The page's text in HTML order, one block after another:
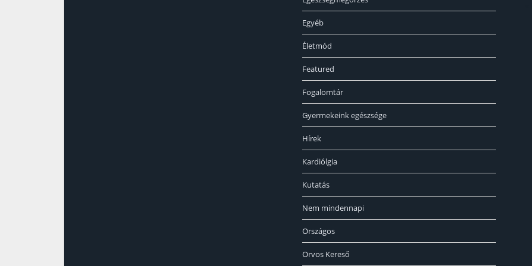
Egyéb
Életmód
Featured
Fogalomtár
Gyermekeink egészsége
Hírek
Kardiólgia
Kutatás
Nem mindennapi
Országos
Orvos Kereső